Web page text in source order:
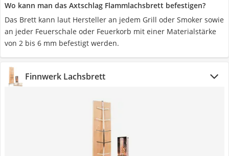
Wo kann man das Axtschlag Flammlachsbrett befestigen?
Das Brett kann laut Hersteller an jedem Grill oder Smoker sowie
an jeder Feuerschale oder Feuerkorb mit einer Materialstärke
von 2 bis 6 mm befestigt werden.
Finnwerk Lachsbrett